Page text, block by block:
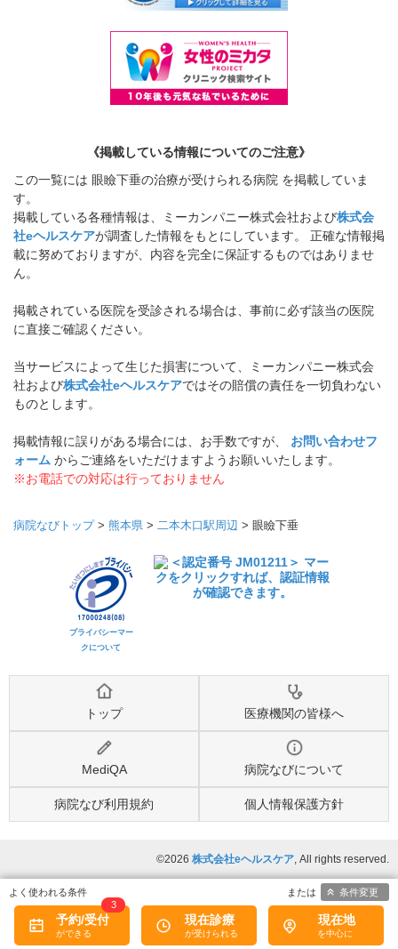
《掲載している情報についてのご注意》
この一覧には 眼瞼下垂の治療が受けられる病院 を掲載していま
す。
掲載している各種情報は、ミーカンパニー株式会社および株式会
社eヘルスケアが調査した情報をもとにしています。 正確な情報掲
載に努めておりますが、内容を完全に保証するものではありませ
ん。
掲載されている医院を受診される場合は、事前に必ず該当の医院
に直接ご確認ください。
当サービスによって生じた損害について、ミーカンパニー株式会
社および株式会社eヘルスケアではその賠償の責任を一切負わない
ものとします。
掲載情報に誤りがある場合には、お手数ですが、 お問い合わせフ
ォーム からご連絡をいただけますようお願いいたします。
※お電話での対応は行っておりません
病院なびトップ> 熊本県 > 二本木口駅周辺 > 眼瞼下垂
プライバシーマー
クについて
トップ 医療機関の皆様へ
MediQA 病院なびについて
病院なび利用規約 個人情報保護方針
©2026 株式会社eヘルスケア, All rights reserved.
予約/受付
3
現在診療 現在地
条件変更